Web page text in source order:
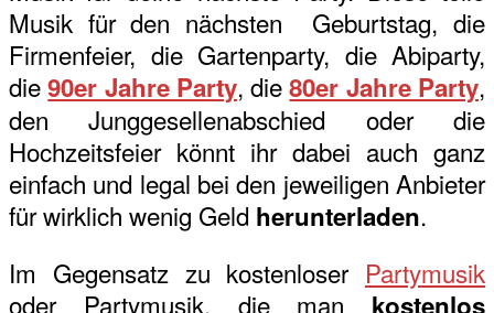
Musik für den nächsten Geburtstag, die
Firmenfeier, die Gartenparty, die Abiparty,
die90er Jahre Party, die80er Jahre Party,
den Junggesellenabschied oder die
Hochzeitsfeier könnt ihr dabei auch ganz
einfach und legal bei den jeweiligen Anbieter
für wirklich wenig Geld herunterladen.
Im Gegensatz zu kostenloser Partymusik
oder Partymusik, die man kostenlos